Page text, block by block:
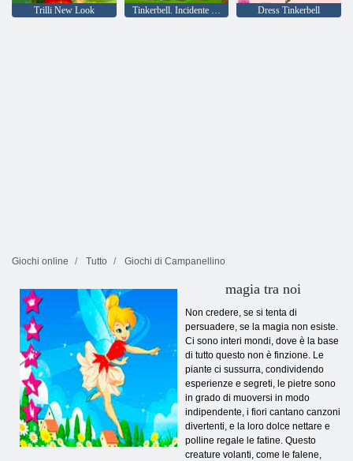
Trilli New Look Dress Tinkerbell
Giochi online Tutto Giochi di Campanellino
magia tra noi
Non credere, se si tenta di
persuadere, se la magia non esiste.
Ci sono interi mondi, dove è la base
di tutto questo non è finzione. Le
piante ci sussurra, condividendo
esperienze e segreti, le pietre sono
in grado di muoversi in modo
indipendente, i fiori cantano canzoni
divertenti, e la loro dolce nettare e
polline regale le fatine. Questo
creature volanti, come le falene,